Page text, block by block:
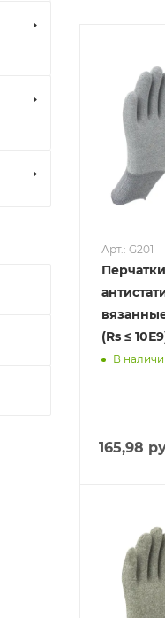
Арт.: G201
Перчатки
(Rs ≤
В
165,98